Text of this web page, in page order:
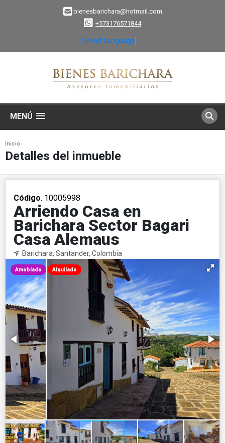
bienesbarichara@hotmail.com
+573176571844
Select Language
MENÚ
Inicio
Detalles del inmueble
Código. 10005998
Arriendo Casa en
Barichara Sector Bagari
Casa Alemaus
Barichara, Santander, Colombia
Amoblado Alquilado